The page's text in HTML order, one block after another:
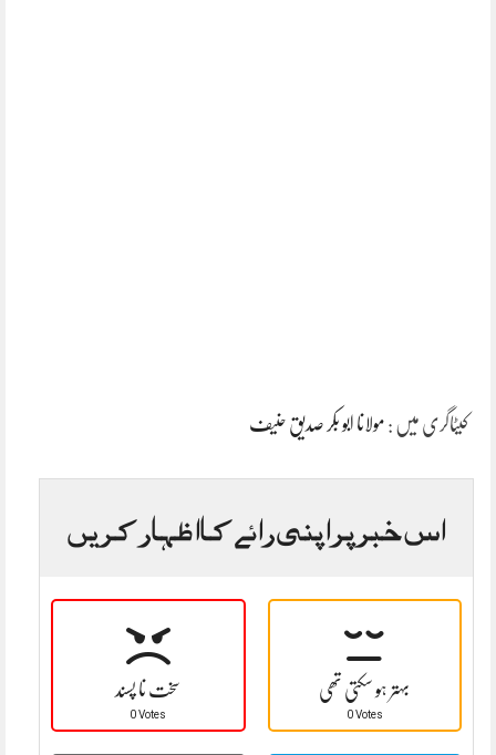
کیٹاگری میں : مولانا ابو بکر صدیق حنیف
اس خبر پر اپنی رائے کا اظہار کریں
سخت نا پسند
0 Votes
بہتر ہو سکتی تھی
0 Votes